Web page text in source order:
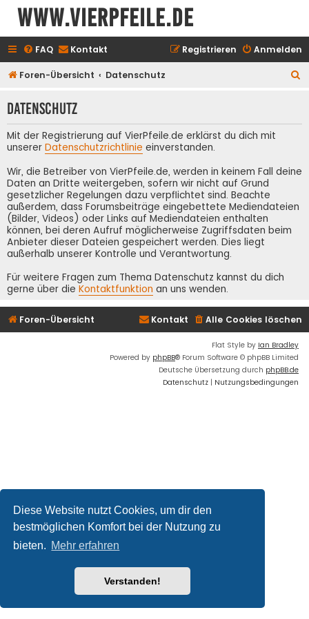
Diese Website nutzt Cookies, um dir den
bestmöglichen Komfort bei der Nutzung zu
bieten. Mehr erfahren
Verstanden!
www.vierpfeile.de
FAQ Kontakt Anmelden
Registrieren
Foren-Übersicht Datenschutz
h
Datenschutz
Mit der Registrierung auf VierPfeile.de erklärst du dich mit
unserer Datenschutzrichtlinie einverstanden.
Wir, die Betreiber von VierPfeile.de, werden in keinem Fall deine
Daten an Dritte weitergeben, sofern wir nicht auf Grund
gesetzlicher Regelungen dazu verpflichtet sind. Beachte
außerdem, dass Forumsbeiträge eingebettete Mediendateien
(Bilder, Videos) oder Links auf Mediendateien enthalten
können, bei deren Aufruf möglicherweise Zugriffsdaten beim
Anbieter dieser Dateien gespeichert werden. Dies liegt
außerhalb unserer Kontrolle und Verantwortung.
Für weitere Fragen zum Thema Datenschutz kannst du dich
gerne über die Kontaktfunktion an uns wenden.
Foren-Übersicht Alle Cookies löschen
Kontakt
Flat Style by Ian Bradley
Powered by phpBB® Forum Software © phpBB Limited
Deutsche Übersetzung durch phpBB.de
Datenschutz | Nutzungsbedingungen